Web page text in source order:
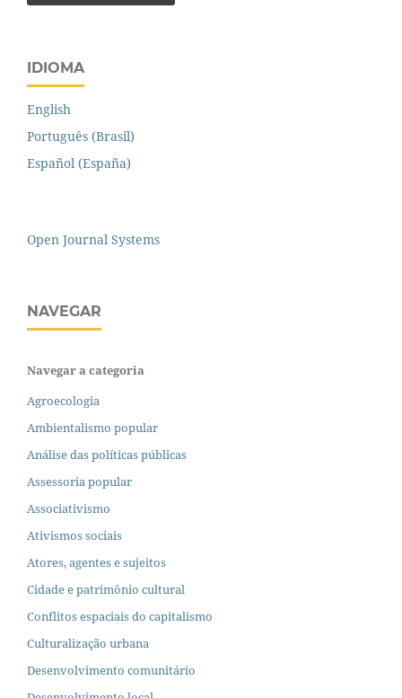
IDIOMA
English
Português (Brasil)
Español (España)
Open Journal Systems
NAVEGAR
Navegar a categoria
Agroecologia
Ambientalismo popular
Análise das políticas públicas
Assessoria popular
Associativismo
Ativismos sociais
Atores, agentes e sujeitos
Cidade e patrimônio cultural
Conflitos espaciais do capitalismo
Culturalização urbana
Desenvolvimento comunitário